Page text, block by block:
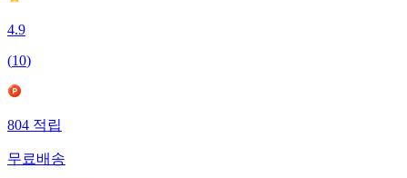
4.9
(10)
804 적립
무료배송